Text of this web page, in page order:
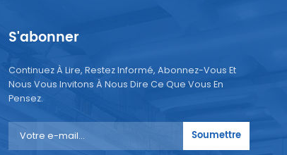
S'abonner
Continuez À Lire, Restez Informé, Abonnez-Vous Et
Nous Vous Invitons À Nous Dire Ce Que Vous En
Pensez.
Soumettre